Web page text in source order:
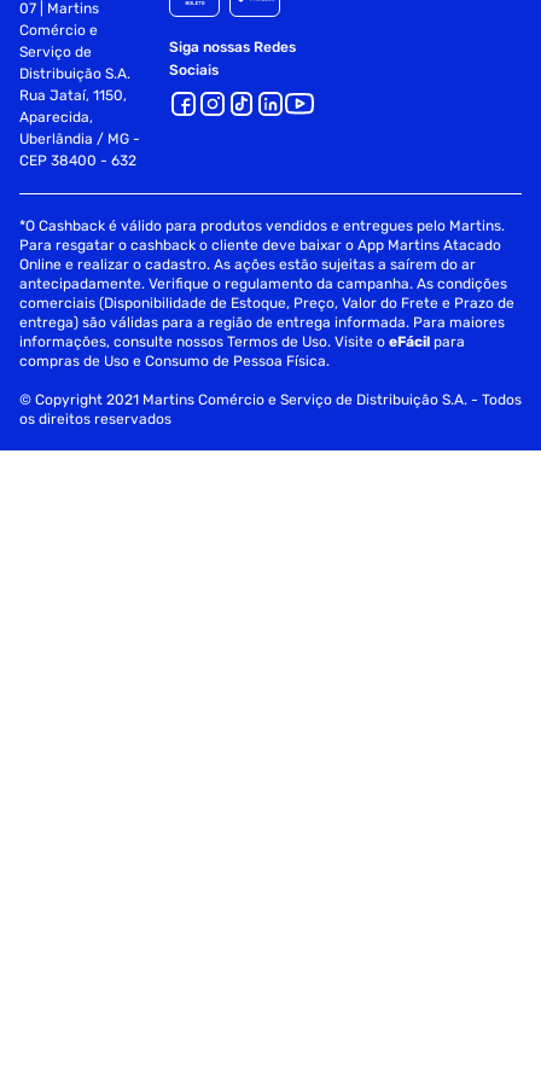
07 | Martins
Comércio e
Serviço de
Distribuição S.A.
Rua Jataí, 1150,
Aparecida,
Uberlândia / MG -
CEP 38400 - 632
Siga nossas Redes
Sociais
*O Cashback é válido para produtos vendidos e entregues pelo Martins.
Para resgatar o cashback o cliente deve baixar o App Martins Atacado
Online e realizar o cadastro. As ações estão sujeitas a saírem do ar
antecipadamente. Verifique o regulamento da campanha. As condições
comerciais (Disponibilidade de Estoque, Preço, Valor do Frete e Prazo de
entrega) são válidas para a região de entrega informada. Para maiores
informações, consulte nossos Termos de Uso. Visite oeFácil para
compras de Uso e Consumo de Pessoa Física.
© Copyright 2021 Martins Comércio e Serviço de Distribuição S.A. - Todos
os direitos reservados